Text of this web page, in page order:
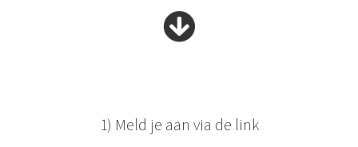
1) Meld je aan via de link